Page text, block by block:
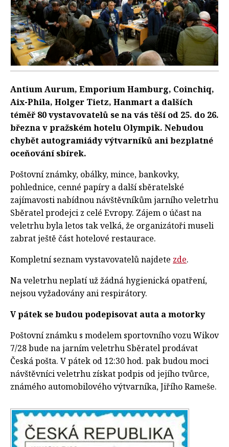
Antium Aurum, Emporium Hamburg, Coinchiq,
Aix-Phila, Holger Tietz, Hanmart a dalších
téměř 80 vystavovatelů se na vás těší od 25. do 26.
března v pražském hotelu Olympik. Nebudou
chybět autogramiády výtvarníků ani bezplatné
oceňování sbírek.
Poštovní známky, obálky, mince, bankovky,
pohlednice, cenné papíry a další sběratelské
zajímavosti nabídnou návštěvníkům jarního veletrhu
Sběratel prodejci z celé Evropy. Zájem o účast na
veletrhu byla letos tak velká, že organizátoři museli
zabrat ještě část hotelové restaurace.
Kompletní seznam vystavovatelů najdete zde.
Na veletrhu neplatí už žádná hygienická opatření,
nejsou vyžadovány ani respirátory.
V pátek se budou podepisovat auta a motorky
Poštovní známku s modelem sportovního vozu Wikov
7/28 bude na jarním veletrhu Sběratel prodávat
Česká pošta. V pátek od 12:30 hod. pak budou moci
návštěvníci veletrhu získat podpis od jejího tvůrce,
známého automobilového výtvarníka, Jiřího Rameše.